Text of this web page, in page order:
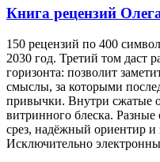
Книга рецензий
150 рецензий по 400
2030 год. Третий том даст
горизонта: позволит
смыслы, за которыми
привычки. Внутри сжатые
витринного блеска.
срез, надёжный ориентир и
Исключительно